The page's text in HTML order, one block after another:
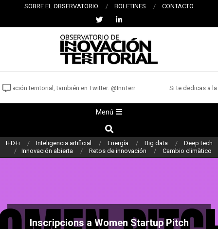
contenido
SOBRE EL OBSERVATORIO BOLETINES CONTACTO
OBSERVATORIO
DE
INNOVACIÓN
TERRITORIAL
territorial, también en Twitter: @InnTerr Si te dedicas a la
principal
Menú
Buscar
I+D+i Inteligencia artificial Energía Big data
Deep tech
Innovación abierta
Retos de innovación Cambio climàtico
Inscripcions a Women Startup Pitch